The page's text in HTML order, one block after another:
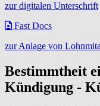
zur digitalen Unterschrift
Fast Docs
zur Anlage von
Bestimmtheit
Kündigung -